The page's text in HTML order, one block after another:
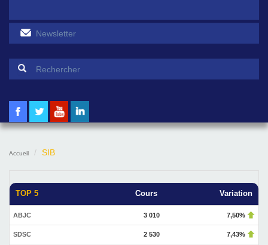
Formulaire de recherche
Accueil SIB
TOP 5 Cours Variation
ABJC 3 010 7,50%
SDSC 2 530 7,43%